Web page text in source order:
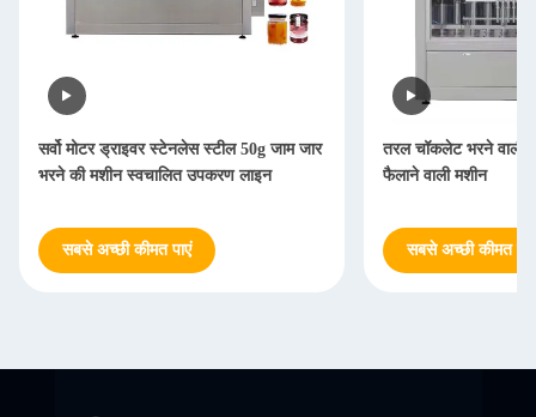
सर्वो मोटर ड्राइवर स्टेनलेस स्टील 50g जाम जार
भरने की मशीन स्वचालित उपकरण लाइन
सबसे अच्छी कीमत पाएं
तरल चॉकलेट भरने वाली
फैलाने वाली मशीन
सबसे अच्छी कीमत पाएं